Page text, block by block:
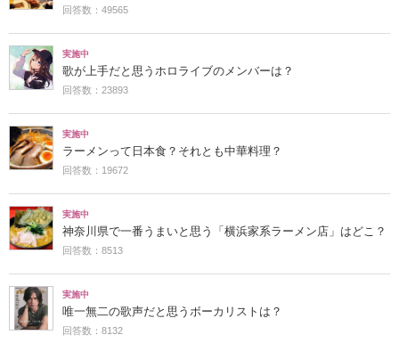
回答数：49565
実施中
歌が上手だと思うホロライブのメンバーは？
回答数：23893
実施中
ラーメンって日本食？それとも中華料理？
回答数：19672
実施中
神奈川県で一番うまいと思う「横浜家系ラーメン店」はどこ？
回答数：8513
実施中
唯一無二の歌声だと思うボーカリストは？
回答数：8132